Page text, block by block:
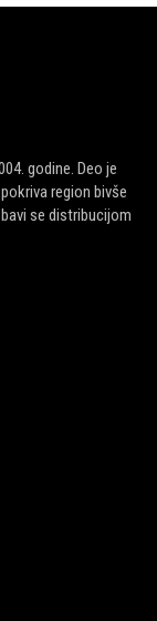
godine. Deo je
region bivše
se distribucijom